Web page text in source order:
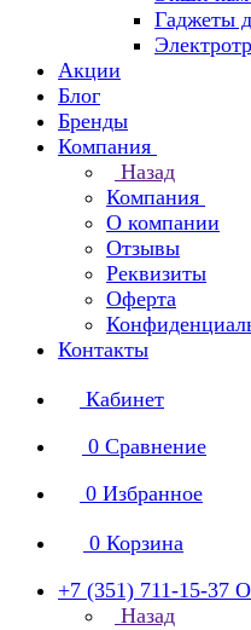
Гаджеты
Акции
Блог
Бренды
Компания
Назад
Компания
О компании
Отзывы
Реквизиты
Оферта
Контакты
Кабинет
0 Сравнение
0 Избранное
0 Корзина
+7 (351) 711-15-37
Назад